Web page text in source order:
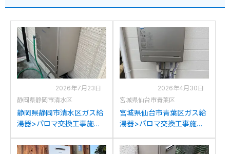
2026年7月23日
静岡県静岡市清水区
静岡県静岡市清水区ガス給
湯器>パロマ交換工事施工
2406SAWからパロマFH-
2026年4月30日
宮城県仙台市青葉区
宮城県仙台市青葉区ガス給
湯器>パロマ交換工事施工
2450SAWXからパロマFH-